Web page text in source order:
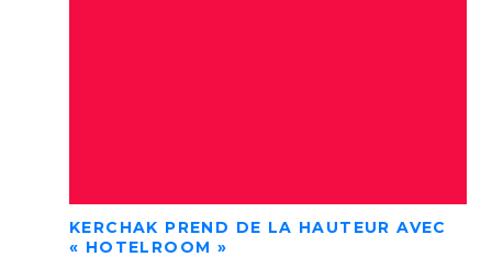
KERCHAK PREND DE LA HAUTEUR AVEC
« HOTELROOM »